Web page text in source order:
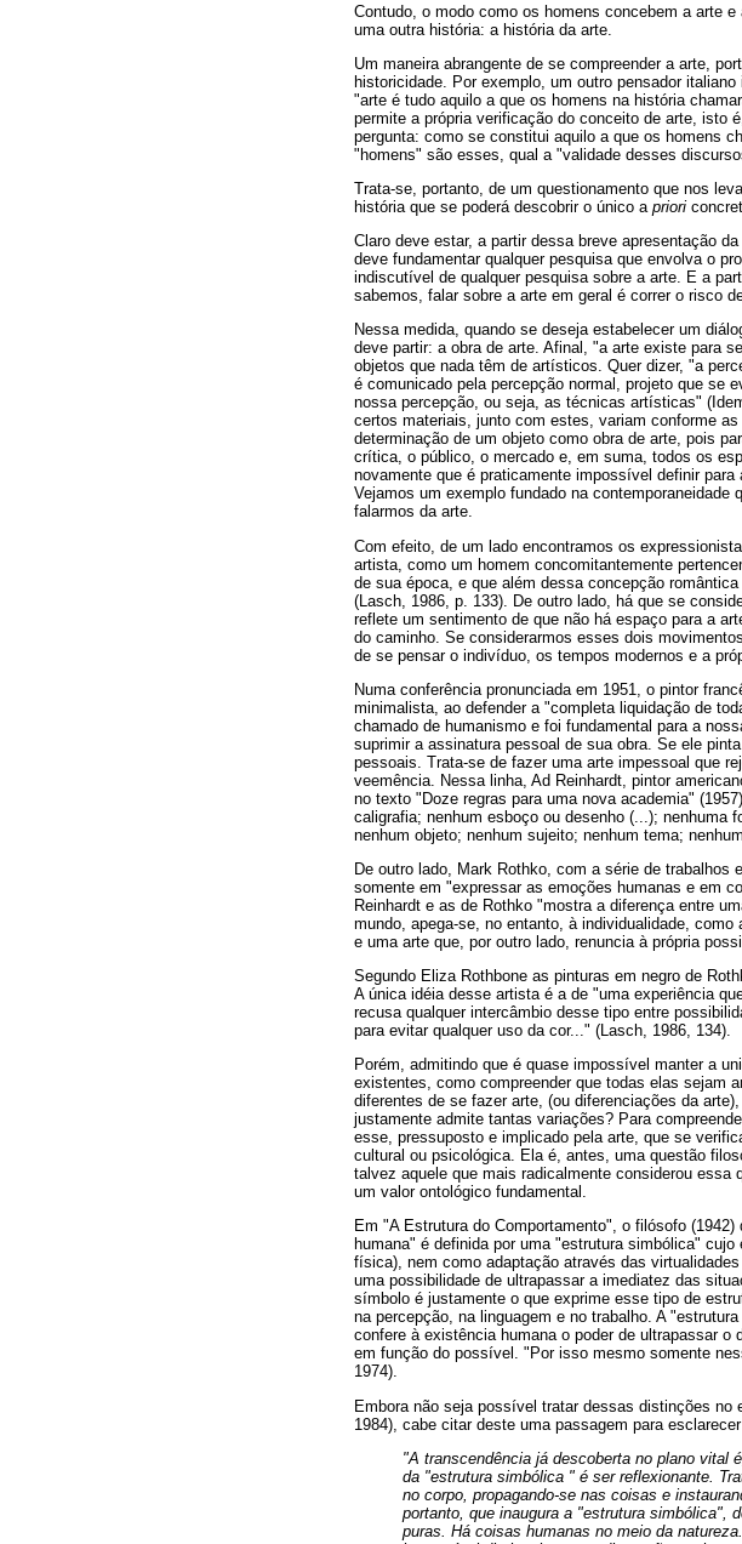
Contudo, o modo como os homens concebem a arte
uma outra história: a história da arte.
Um maneira abrangente de se compreender a arte,
historicidade. Por exemplo, um outro pensador
"arte é tudo aquilo a que os homens na história
permite a própria verificação do conceito de arte, isto
pergunta: como se constitui aquilo a que os homens
"homens" são esses, qual a "validade desses
Trata-se, portanto, de um questionamento que nos
história que se poderá descobrir o único a priori
Claro deve estar, a partir dessa breve apresentação
deve fundamentar qualquer pesquisa que envolva o
indiscutível de qualquer pesquisa sobre a arte. E a
sabemos, falar sobre a arte em geral é correr o risco
Nessa medida, quando se deseja estabelecer um
deve partir: a obra de arte. Afinal, "a arte existe para
objetos que nada têm de artísticos. Quer dizer, "a
é comunicado pela percepção normal, projeto que se
nossa percepção, ou seja, as técnicas artísticas"
certos materiais, junto com estes, variam conforme
determinação de um objeto como obra de arte, pois
crítica, o público, o mercado e, em suma, todos os
novamente que é praticamente impossível definir
Vejamos um exemplo fundado na
falarmos da arte.
Com efeito, de um lado encontramos os
artista, como um homem concomitantemente
de sua época, e que além dessa concepção
(Lasch, 1986, p. 133). De outro lado, há que se
reflete um sentimento de que não há espaço para a
do caminho. Se considerarmos esses dois
de se pensar o indivíduo, os tempos modernos e a
Numa conferência pronunciada em 1951, o pintor
minimalista, ao defender a "completa liquidação de
chamado de humanismo e foi fundamental para a
suprimir a assinatura pessoal de sua obra. Se ele
pessoais. Trata-se de fazer uma arte impessoal que
veemência. Nessa linha, Ad Reinhardt, pintor
no texto "Doze regras para uma nova academia"
caligrafia; nenhum esboço ou desenho (...); nenhuma
nenhum objeto; nenhum sujeito; nenhum tema;
De outro lado, Mark Rothko, com a série de
somente em "expressar as emoções humanas e em
Reinhardt e as de Rothko "mostra a diferença entre
mundo, apega-se, no entanto, à individualidade,
e uma arte que, por outro lado, renuncia à própria
Segundo Eliza Rothbone as pinturas em negro de
A única idéia desse artista é a de "uma experiência
recusa qualquer intercâmbio desse tipo entre
para evitar qualquer uso da cor..." (Lasch, 1986, 134).
Porém, admitindo que é quase impossível manter a
existentes, como compreender que todas elas sejam
diferentes de se fazer arte, (ou diferenciações da
justamente admite tantas variações? Para
esse, pressuposto e implicado pela arte, que se
cultural ou psicológica. Ela é, antes, uma questão
talvez aquele que mais radicalmente considerou
um valor ontológico fundamental.
Em "A Estrutura do Comportamento", o filósofo
humana" é definida por uma "estrutura simbólica"
física), nem como adaptação através das
uma possibilidade de ultrapassar a imediatez das
símbolo é justamente o que exprime esse tipo de
na percepção, na linguagem e no trabalho. A
confere à existência humana o poder de ultrapassar
em função do possível. "Por isso mesmo somente
1974).
Embora não seja possível tratar dessas distinções no
1984), cabe citar deste uma passagem para
"A transcendência já descoberta no plano vital
da "estrutura simbólica " é ser reflexionante.
no corpo, propagando-se nas coisas e
portanto, que inaugura a "estrutura simbólica",
puras. Há coisas humanas no meio da